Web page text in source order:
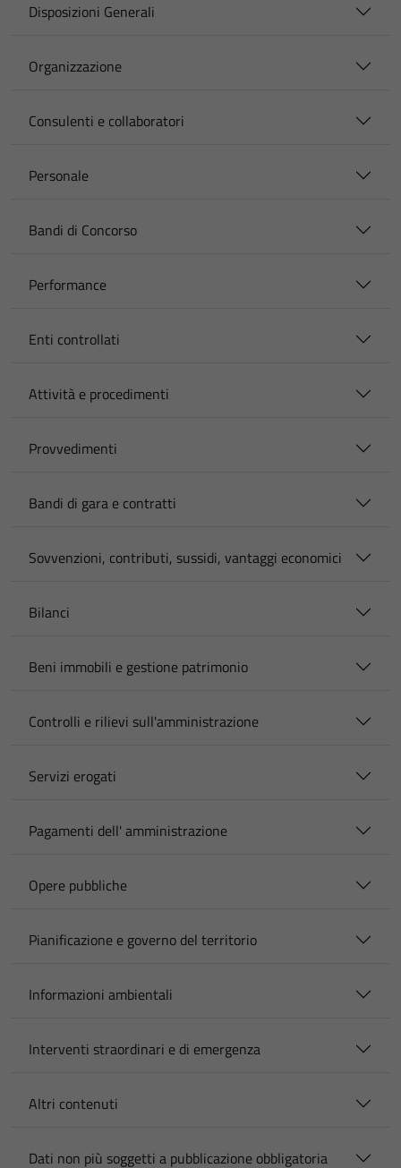
Disposizioni Generali
Organizzazione
Consulenti e collaboratori
Personale
Bandi di Concorso
Performance
Enti controllati
Attività e procedimenti
Provvedimenti
Bandi di gara e contratti
Sovvenzioni, contributi, sussidi, vantaggi economici
Bilanci
Beni immobili e gestione patrimonio
Controlli e rilievi sull'amministrazione
Servizi erogati
Pagamenti dell' amministrazione
Opere pubbliche
Pianificazione e governo del territorio
Informazioni ambientali
Interventi straordinari e di emergenza
Altri contenuti
Dati non più soggetti a pubblicazione obbligatoria